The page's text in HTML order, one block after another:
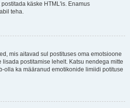
käske HTML'is. Enamus
teha.
mis aitavad sul postituses oma emotsioone
postitamise lehelt. Katsu nendega mitte
olla ka määranud emotikonide limiidi potituse